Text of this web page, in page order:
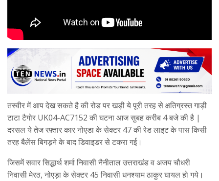
तस्वीर में आप देख सकते है की रोड पर खड़ी ये पूरी तरह से क्षतिग्रस्त गाड़ी
टाटा टैगोर UK04-AC7152 की घटना आज सुबह करीब 4 बजे की है |
दरसल ये तेज रफ़्तार कार नोएडा के सेक्टर 47 की रेड लाइट के पास किसी
तरह बैलेंस बिगड़ने के बाद डिवाइडर से टकरा गई।
जिसमें सवार सिद्धार्थ शर्मा निवासी नैनीताल उत्तराखंड व अजय चौधरी
निवासी मेरठ, नोएड़ा के सेक्टर 45 निवासी धनश्याम ठाकुर घायल हो गये।